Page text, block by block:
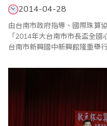
2014-04-28
由台南市政府指導、國際珠算
「2014年大台南市市長盃全
台南市新興國中新興館隆重舉
來自全國各縣市近二千人參加